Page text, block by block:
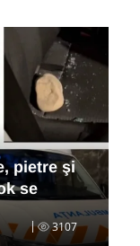
pietre şi
se
3107